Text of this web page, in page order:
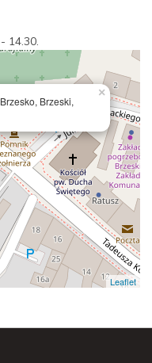
14.30.
Brzeski,
×
Leaflet